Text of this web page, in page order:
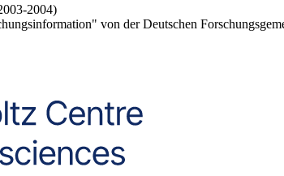
2004)
von der Deutschen